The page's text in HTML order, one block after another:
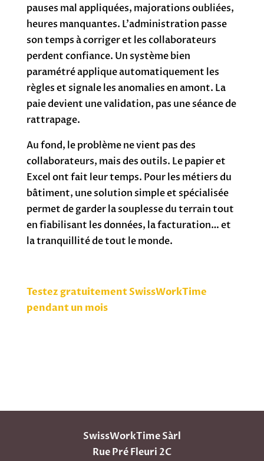
pauses mal appliquées, majorations oubliées,
heures manquantes. L’administration passe
son temps à corriger et les collaborateurs
perdent confiance. Un système bien
paramétré applique automatiquement les
règles et signale les anomalies en amont. La
paie devient une validation, pas une séance de
rattrapage.
Au fond, le problème ne vient pas des
collaborateurs, mais des outils. Le papier et
Excel ont fait leur temps. Pour les métiers du
bâtiment, une solution simple et spécialisée
permet de garder la souplesse du terrain tout
en fiabilisant les données, la facturation… et
la tranquillité de tout le monde.
Testez gratuitement SwissWorkTime
pendant un mois
SwissWorkTime Sàrl
Rue Pré Fleuri 2C